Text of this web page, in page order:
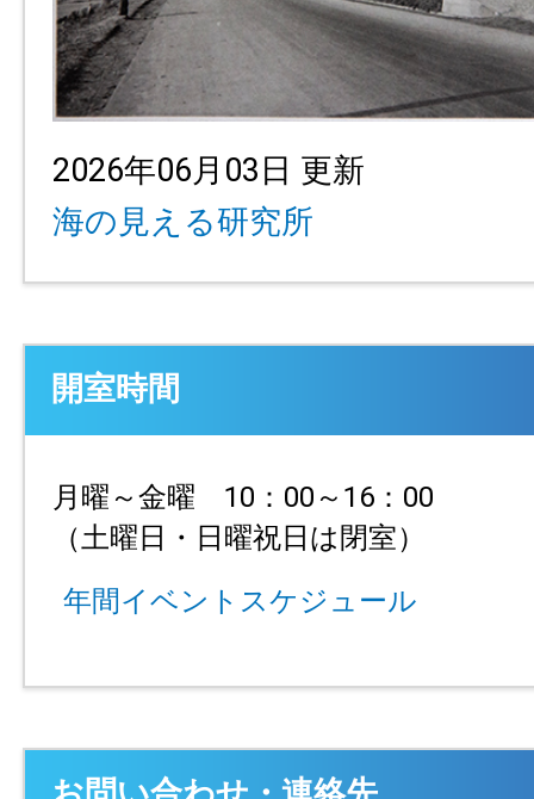
2026年06月03日 更新
海の見える研究所
開室時間
月曜～金曜 10：00～16：00
（土曜日・日曜祝日は閉室）
年間イベントスケジュール